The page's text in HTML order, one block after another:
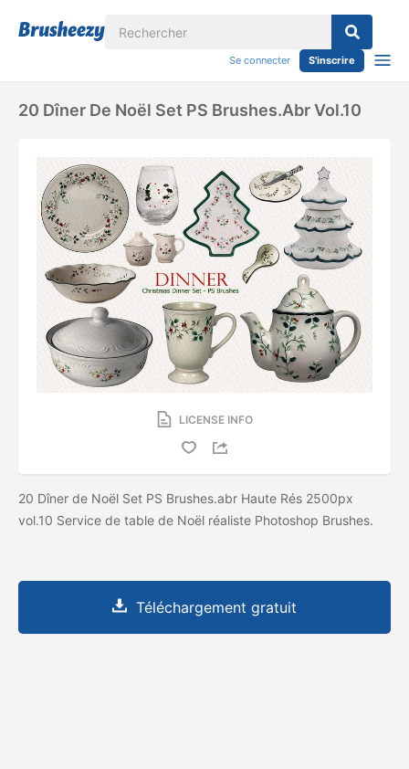
Se connecter S'inscrire
20 Dîner De Noël Set PS Brushes.abr Vol.10
LICENSE INFO
20 Dîner de Noël Set PS Brushes.abr Haute Rés 2500px
vol.10 Service de table de Noël réaliste Photoshop Brushes.
Téléchargement gratuit